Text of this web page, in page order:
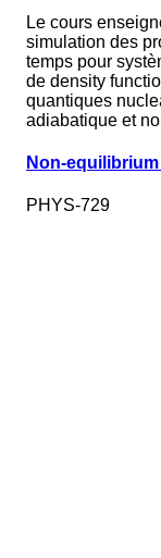
Le cours
simulation des
temps pour
de density
quantiques
adiabatique et
Non-
PHYS-729